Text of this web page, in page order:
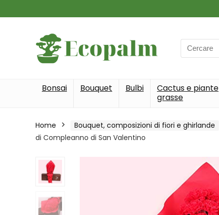
Search
for:
Bonsai Bouquet Bulbi
Cactus e piante
grasse
Home Bouquet, composizioni di fiori e ghirlande
di Compleanno di San Valentino